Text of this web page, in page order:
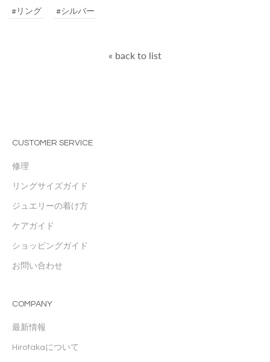
#リング #シルバー
« back to list
CUSTOMER SERVICE
修理
リングサイズガイド
ジュエリーの着け方
ケアガイド
ショッピングガイド
お問い合わせ
COMPANY
最新情報
Hirotakaについて